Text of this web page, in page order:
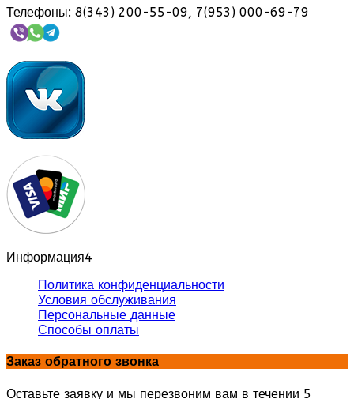
Телефоны: 8(343) 200-55-09, 7(953) 000-69-79
Информация4
Политика конфиденциальности
Условия обслуживания
Персональные данные
Способы оплаты
Заказ обратного звонка
Оставьте заявку и мы перезвоним вам в течении 5